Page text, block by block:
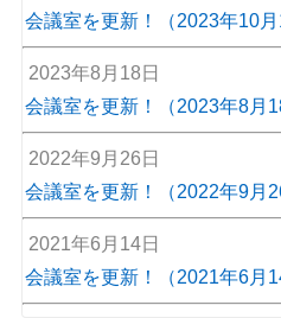
会議室を更新！（2023年10月
2023年8月18日
会議室を更新！（2023年8月
2022年9月26日
会議室を更新！（2022年9月
2021年6月14日
会議室を更新！（2021年6月